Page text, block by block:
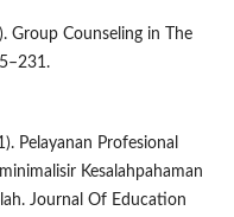
Group Counseling in The
Pelayanan Profesional
Kesalahpahaman
Journal Of Education